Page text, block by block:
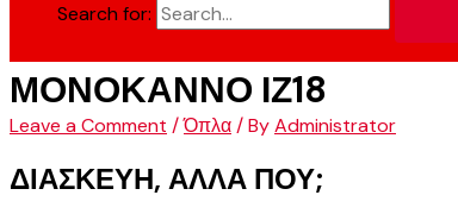
Search for:
ΜΟΝΟΚΑΝΝΟ ΙΖ18
Leave a Comment /Όπλα/ ByAdministrator
ΔΙΑΣΚΕΥΗ, ΑΛΛΑ ΠΟΥ;